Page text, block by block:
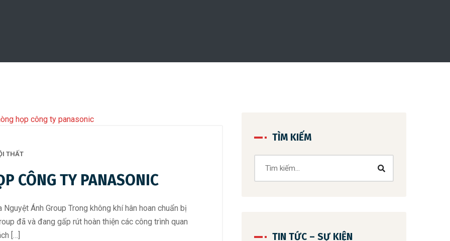
THẤT
CÔNG TY PANASONIC
Ánh Group Trong không khí hân hoan chuẩn bị
đã và đang gấp rút hoàn thiện các công trình quan
[…]
TÌM KIẾM
TIN TỨC – SỰ KIỆN